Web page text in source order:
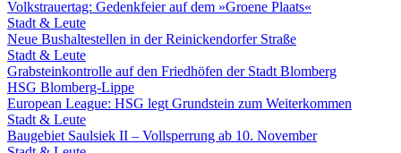
Volkstrauertag: Gedenkfeier auf dem »Groene Plaats«
Stadt & Leute
Neue Bushaltestellen in der Reinickendorfer Straße
Stadt & Leute
Grabsteinkontrolle auf den Friedhöfen der Stadt Blomberg
HSG Blomberg-Lippe
European League: HSG legt Grundstein zum Weiterkommen
Stadt & Leute
Baugebiet Saulsiek II – Vollsperrung ab 10. November